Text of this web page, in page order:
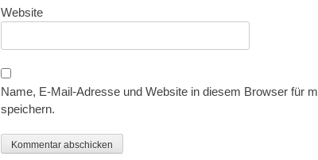
Website
Name, E-Mail-Adresse und Website in diesem Browser für
speichern.